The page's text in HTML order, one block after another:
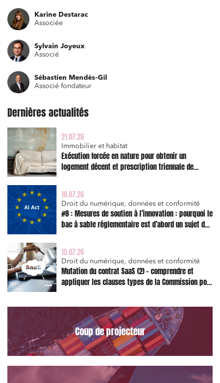
Karine Destarac
Associée
Sylvain Joyeux
Associé
Sébastien Mendès-Gil
Associé fondateur
Dernières actualités
21.07.26
Immobilier et habitat
Exécution forcée en nature pour obtenir un
logement décent et prescription triennale de
16.07.26
Droit du numérique, données et conformité
#8 : Mesures de soutien à l’innovation : pourquoi le
bac à sable réglementaire est d’abord un sujet de
15.07.26
Droit du numérique, données et conformité
Mutation du contrat SaaS (2) – comprendre et
appliquer les clauses types de la Commission pour
Coup de projecteur
Relations commerciales et contrats
Associations et acteurs de l’économie sociale et
solidaire